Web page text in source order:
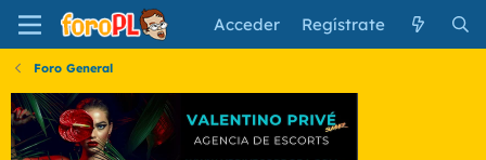
Acceder Regístrate
Foro General